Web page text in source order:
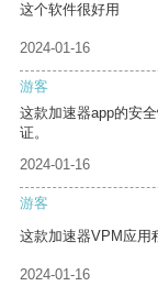
这个软件很好用
2024-01-16
游客
这款加速器app的安
证。
2024-01-16
游客
这款加速器VPM应用
2024-01-16